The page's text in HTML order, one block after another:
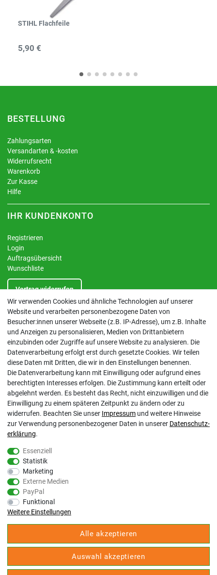
STIHL Flachfeile
5,90 €
BESTELLUNG
Zahlungsarten
Versandarten & -kosten
Widerrufsrecht
Warenkorb
Zur Kasse
Hilfe
IHR KUNDENKONTO
Registrieren
Login
Auftragsübersicht
Wunschliste
Vertrag widerrufen
INFORMATIONEN
Kontakt
Datenschutzerklärung
AGB
Impressum
Barrierefreiheitserklärung
Altbatterie-Ensorgung
Gölz Motorgeräte Nord GmbH & Co. KG
Melatengürtel 23
50933 Köln
Shop Hotline Mo-Fr 9:00-17:00 Uhr Tel. 0221-9543096
Fax 0221-541358
Unsere STORE Anschriften und Öffnungszeiten:
Köln
Erkelenz
Wir verwenden Cookies und ähnliche Technologien auf unserer
Website und verarbeiten personenbezogene Daten von
Besucher:innen unserer Webseite (z.B. IP-Adresse), um z.B. Inhalte
und Anzeigen zu personalisieren, Medien von Drittanbietern
einzubinden oder Zugriffe auf unsere Website zu analysieren. Die
Datenverarbeitung erfolgt erst durch gesetzte Cookies. Wir teilen
diese Daten mit Dritten, die wir in den Einstellungen benennen.
Die Datenverarbeitung kann mit Einwilligung oder aufgrund eines
berechtigten Interesses erfolgen. Die Zustimmung kann erteilt oder
abgelehnt werden. Es besteht das Recht, nicht einzuwilligen und die
Einwilligung zu einem späteren Zeitpunkt zu ändern oder zu
widerrufen. Beachten Sie unser Impressum und weitere Hinweise
zur Verwendung personenbezogener Daten in unserer Daten­schutz­
erklärung.
Essenziell
Statistik
Marketing
Externe Medien
PayPal
Funktional
Weitere Einstellungen
Alle akzeptieren
Auswahl akzeptieren